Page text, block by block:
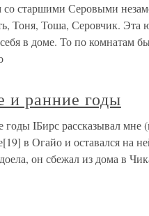
Серовыми
Тоня, Тоша, Серовчик. Эта
в доме. То по комнатам
и ранние годы
годы IБирс рассказывал мне
в Огайо и оставался на
он сбежал из дома в